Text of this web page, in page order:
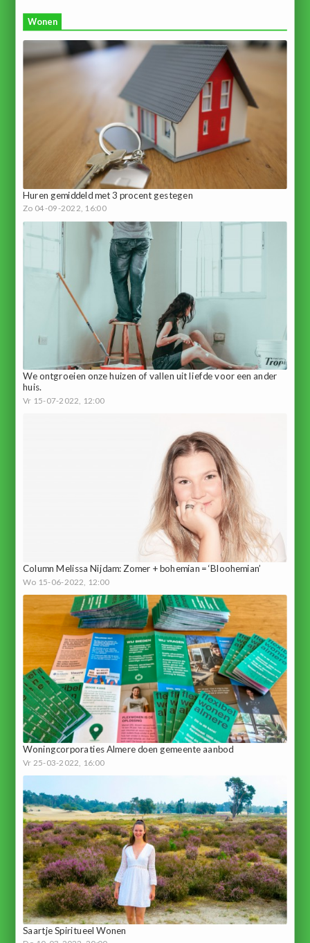
Wonen
Huren gemiddeld met 3 procent gestegen
Zo 04-09-2022, 16:00
We ontgroeien onze huizen of vallen uit liefde voor een ander
huis.
Vr 15-07-2022, 12:00
Column Melissa Nijdam: Zomer + bohemian = ‘Bloohemian’
Wo 15-06-2022, 12:00
Woningcorporaties Almere doen gemeente aanbod
Vr 25-03-2022, 16:00
Saartje Spiritueel Wonen